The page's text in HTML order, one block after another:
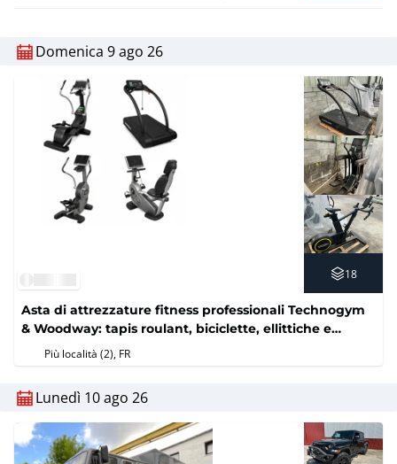
Domenica 9 ago 26
18
Asta di attrezzature fitness professionali Technogym
& Woodway: tapis roulant, biciclette, ellittiche e
macchine per i pesi (Senza prezzo di riserva)
Più località (2) , FR
Lunedì 10 ago 26